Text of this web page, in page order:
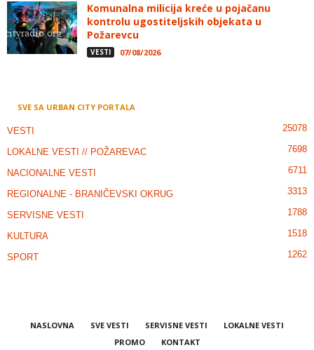
Komunalna milicija kreće u pojačanu
kontrolu ugostiteljskih objekata u
Požarevcu
VESTI 07/08/2026
SVE SA URBAN CITY PORTALA
VESTI 25078
LOKALNE VESTI // POŽAREVAC 7698
NACIONALNE VESTI 6711
REGIONALNE - BRANIČEVSKI OKRUG 3313
SERVISNE VESTI 1788
KULTURA 1518
SPORT 1262
NASLOVNA SVE VESTI SERVISNE VESTI
LOKALNE VESTI
PROMO
KONTAKT